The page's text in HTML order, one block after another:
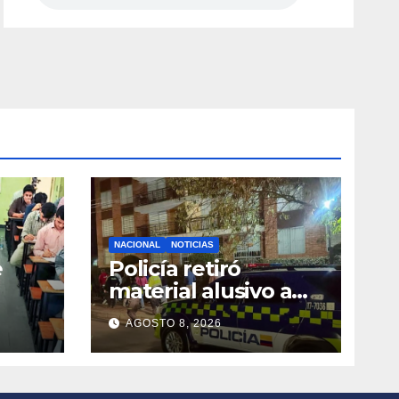
NACIONAL NOTICIAS
Policía retiró
material alusivo a
grupos armados
durante inspección
en Engativá
AGOSTO 8, 2026